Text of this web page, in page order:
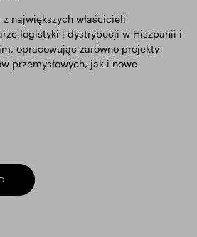
największych właścicieli
logistyki i dystrybucji w Hiszpanii i
opracowując zarówno projekty
przemysłowych, jak i nowe